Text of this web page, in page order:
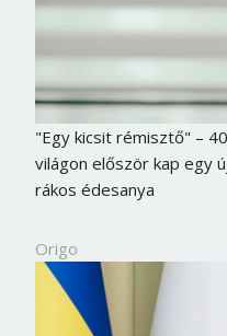
"Egy kicsit rémisztő" –
világon először kap egy
rákos édesanya
Origo